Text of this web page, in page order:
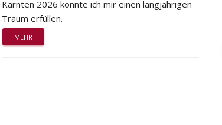
Kärnten 2026 konnte ich mir einen langjährigen
Traum erfüllen.
MEHR